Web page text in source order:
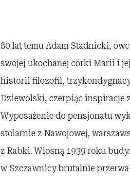
80 lat temu Adam Stadnicki,
swojej ukochanej córki Marii i
historii filozofii,
Dziewolski, czerpiąc inspiracje
Wyposażenie do pensjonatu
stolarnie z Nawojowej,
z Rabki. Wiosną 1939 roku
w Szczawnicy brutalnie